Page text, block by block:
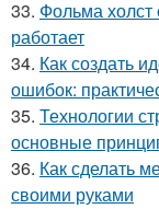
33. Фольма холст
работает
34. Как создать
ошибок:
35. Технологии
основные
36. Как сделать
своими руками